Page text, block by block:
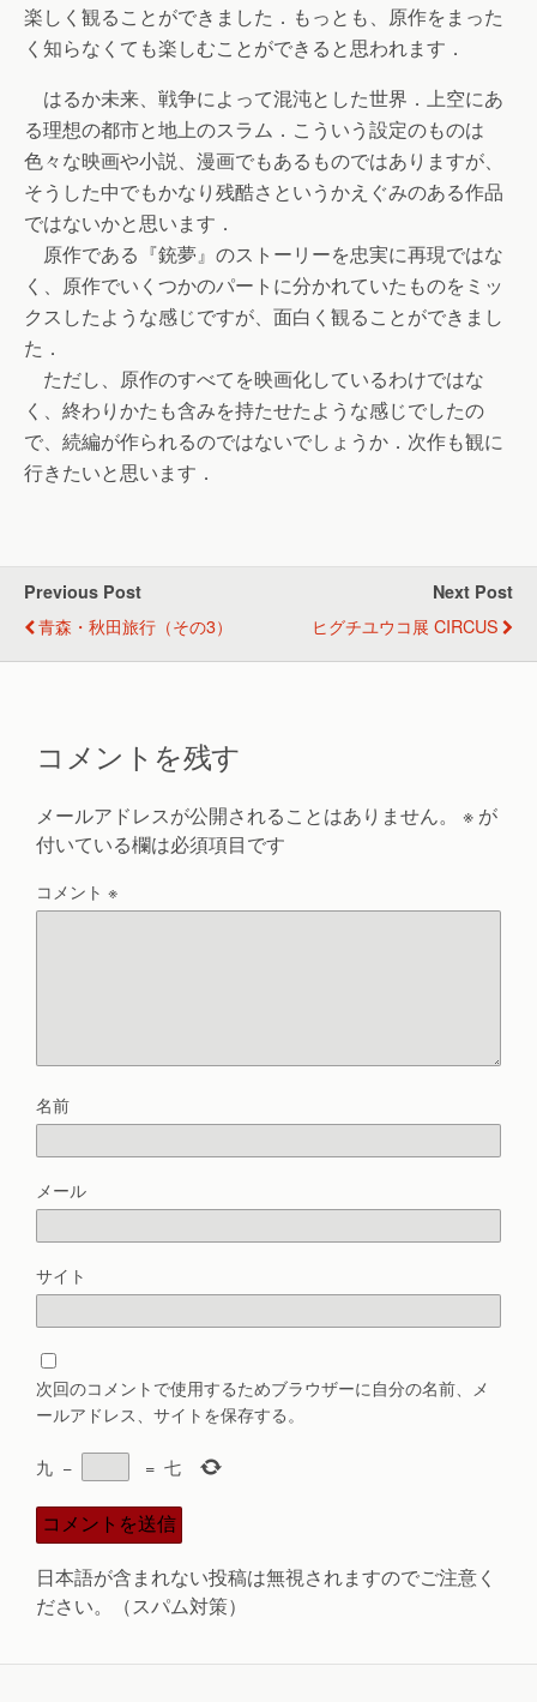
楽しく観ることができました．もっとも、原作をまった
く知らなくても楽しむことができると思われます．
はるか未来、戦争によって混沌とした世界．上空にあ
る理想の都市と地上のスラム．こういう設定のものは
色々な映画や小説、漫画でもあるものではありますが、
そうした中でもかなり残酷さというかえぐみのある作品
ではないかと思います．
原作である『銃夢』のストーリーを忠実に再現ではな
く、原作でいくつかのパートに分かれていたものをミッ
クスしたような感じですが、面白く観ることができまし
た．
ただし、原作のすべてを映画化しているわけではな
く、終わりかたも含みを持たせたような感じでしたの
で、続編が作られるのではないでしょうか．次作も観に
行きたいと思います．
Previous Post
青森・秋田旅行（その3）
Next Post
ヒグチユウコ展 CIRCUS
コメントを残す
メールアドレスが公開されることはありません。 ※ が
付いている欄は必須項目です
コメント ※
名前
メール
サイト
次回のコメントで使用するためブラウザーに自分の名前、メ
ールアドレス、サイトを保存する。
九 − = 七
日本語が含まれない投稿は無視されますのでご注意く
ださい。（スパム対策）